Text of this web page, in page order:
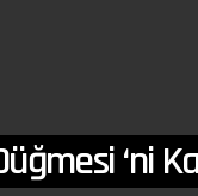
‘ni